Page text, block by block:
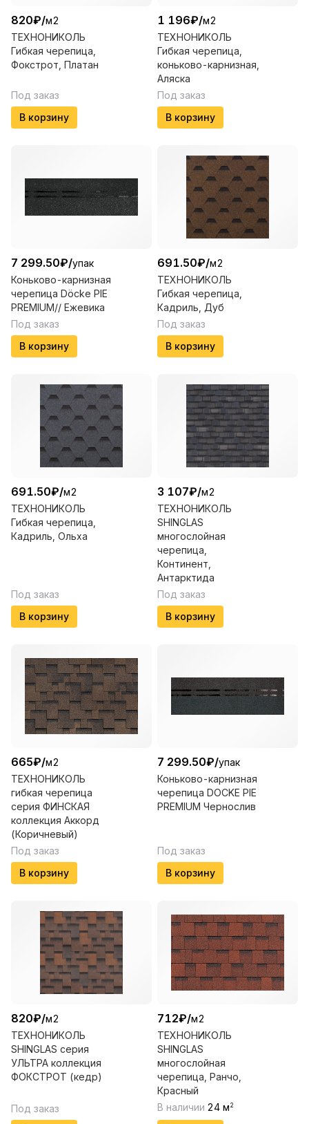
820₽/м2
ТЕХНОНИКОЛЬ
Гибкая черепица,
Фокстрот, Платан
Под заказ
В корзину
1 196₽/м2
ТЕХНОНИКОЛЬ
Гибкая черепица,
коньково-карнизная,
Аляска
Под заказ
В корзину
7 299.50₽/упак
Коньково-карнизная
черепица Döcke PIE
PREMIUM// Ежевика
Под заказ
В корзину
691.50₽/м2
ТЕХНОНИКОЛЬ
Гибкая черепица,
Кадриль, Дуб
Под заказ
В корзину
691.50₽/м2
ТЕХНОНИКОЛЬ
Гибкая черепица,
Кадриль, Ольха
Под заказ
В корзину
3 107₽/м2
ТЕХНОНИКОЛЬ
SHINGLAS
многослойная
черепица,
Континент,
Антарктида
Под заказ
В корзину
665₽/м2
ТЕХНОНИКОЛЬ
гибкая черепица
серия ФИНСКАЯ
коллекция Аккорд
(Коричневый)
Под заказ
В корзину
7 299.50₽/упак
Коньково-карнизная
черепица DOCKE PIE
PREMIUM Чернослив
Под заказ
В корзину
820₽/м2
ТЕХНОНИКОЛЬ
SHINGLAS серия
УЛЬТРА коллекция
ФОКСТРОТ (кедр)
Под заказ
712₽/м2
ТЕХНОНИКОЛЬ
SHINGLAS
многослойная
черепица, Ранчо,
Красный
В наличии 24 м 2